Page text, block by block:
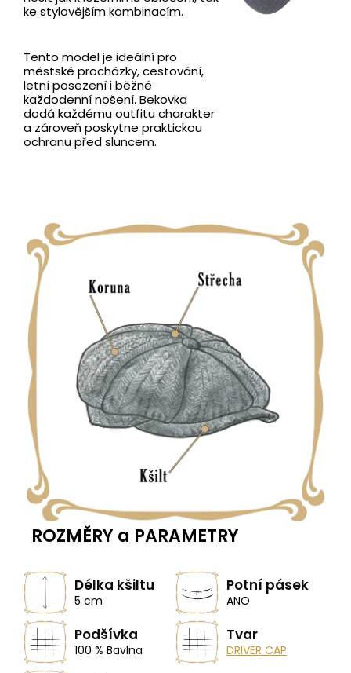
ke stylovějším kombinacím.
Tento model je ideální pro
městské procházky, cestování,
letní posezení i běžné
každodenní nošení. Bekovka
dodá každému outfitu charakter
a zároveň poskytne praktickou
ochranu před sluncem.
ROZMĚRY a PARAMETRY
Délka kšiltu
5 cm
Potní pásek
ANO
Podšívka
100 % Bavlna
Tvar
DRIVER CAP